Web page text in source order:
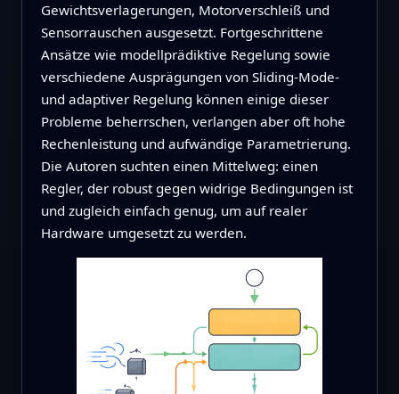
Gewichtsverlagerungen, Motorverschleiß und
Sensorrauschen ausgesetzt. Fortgeschrittene
Ansätze wie modellprädiktive Regelung sowie
verschiedene Ausprägungen von Sliding-Mode-
und adaptiver Regelung können einige dieser
Probleme beherrschen, verlangen aber oft hohe
Rechenleistung und aufwändige Parametrierung.
Die Autoren suchten einen Mittelweg: einen
Regler, der robust gegen widrige Bedingungen ist
und zugleich einfach genug, um auf realer
Hardware umgesetzt zu werden.